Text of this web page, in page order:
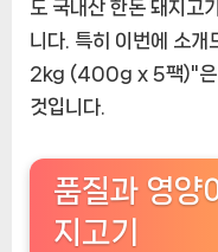
돈
국
산
돼
고
기
찌
도 국내산 한돈 돼지고
니다. 특히 이번에 소개
2kg (400g x 5팩)"은
것입니다.
품질과 영양
지고기